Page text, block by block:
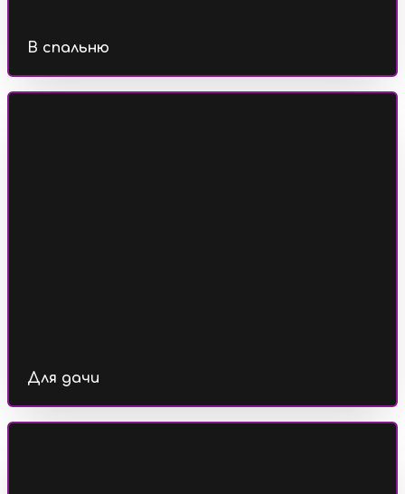
В спальню
Для дачи